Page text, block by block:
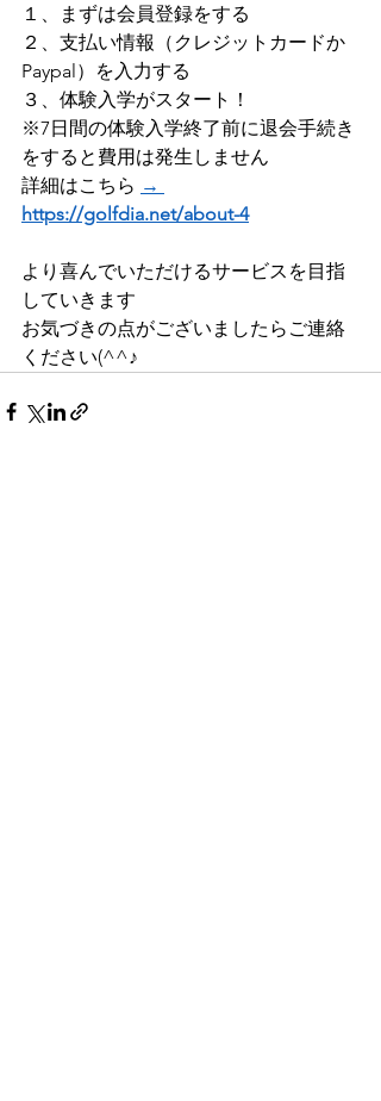
１、まずは会員登録をする ​
２、支払い情報（クレジットカードか
Paypal）を入力する
３、体験入学がスタート！
※7日間の体験入学終了前に退会手続き
をすると費用は発生しません
詳細はこちら →
https://golfdia.net/about-4
より喜んでいただけるサービスを目指
していきます
お気づきの点がございましたらご連絡
ください(^^♪